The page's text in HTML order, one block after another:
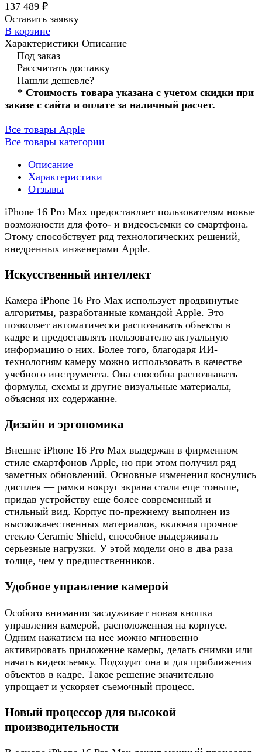
137 489 ₽
Оставить заявку
В корзине
Характеристики Описание
Под заказ
Рассчитать доставку
Нашли дешевле?
* Стоимость товара указана с учетом скидки при
заказе с сайта и оплате за наличный расчет.
Все товары Apple
Все товары категории
Описание
Характеристики
Отзывы
iPhone 16 Pro Max предоставляет пользователям новые
возможности для фото- и видеосъемки со смартфона.
Этому способствует ряд технологических решений,
внедренных инженерами Apple.
Искусственный интеллект
Камера iPhone 16 Pro Max использует продвинутые
алгоритмы, разработанные командой Apple. Это
позволяет автоматически распознавать объекты в
кадре и предоставлять пользователю актуальную
информацию о них. Более того, благодаря ИИ-
технологиям камеру можно использовать в качестве
учебного инструмента. Она способна распознавать
формулы, схемы и другие визуальные материалы,
объясняя их содержание.
Дизайн и эргономика
Внешне iPhone 16 Pro Max выдержан в фирменном
стиле смартфонов Apple, но при этом получил ряд
заметных обновлений. Основные изменения коснулись
дисплея — рамки вокруг экрана стали еще тоньше,
придав устройству еще более современный и
стильный вид. Корпус по-прежнему выполнен из
высококачественных материалов, включая прочное
стекло Ceramic Shield, способное выдерживать
серьезные нагрузки. У этой модели оно в два раза
толще, чем у предшественников.
Удобное управление камерой
Особого внимания заслуживает новая кнопка
управления камерой, расположенная на корпусе.
Одним нажатием на нее можно мгновенно
активировать приложение камеры, делать снимки или
начать видеосъемку. Подходит она и для приближения
объектов в кадре. Такое решение значительно
упрощает и ускоряет съемочный процесс.
Новый процессор для высокой
производительности